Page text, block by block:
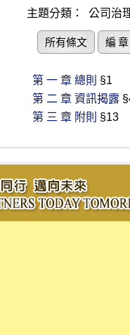
主題分類： 公司治
所有條文 編 章
第 一 章 總則 §1
第 二 章 資訊揭露
第 三 章 附則 §13